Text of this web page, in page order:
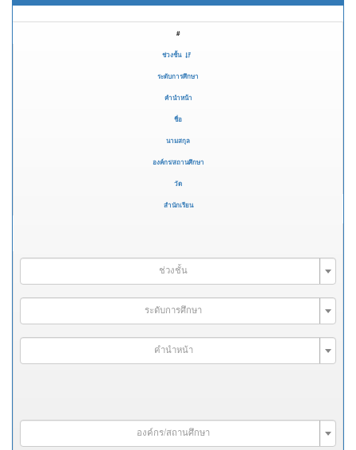
#
ช่วงชั้น
ระดับการศึกษา
คำนำหน้า
ชื่อ
นามสกุล
องค์กร/สถานศึกษา
วัด
สำนักเรียน
ช่วงชั้น
ระดับการศึกษา
คำนำหน้า
องค์กร/สถานศึกษา